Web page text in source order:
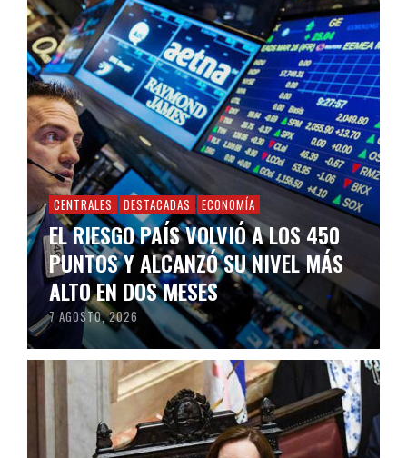
CENTRALES DESTACADAS ECONOMÍA
EL RIESGO PAÍS VOLVIÓ A LOS 450
PUNTOS Y ALCANZÓ SU NIVEL MÁS
ALTO EN DOS MESES
7 AGOSTO, 2026